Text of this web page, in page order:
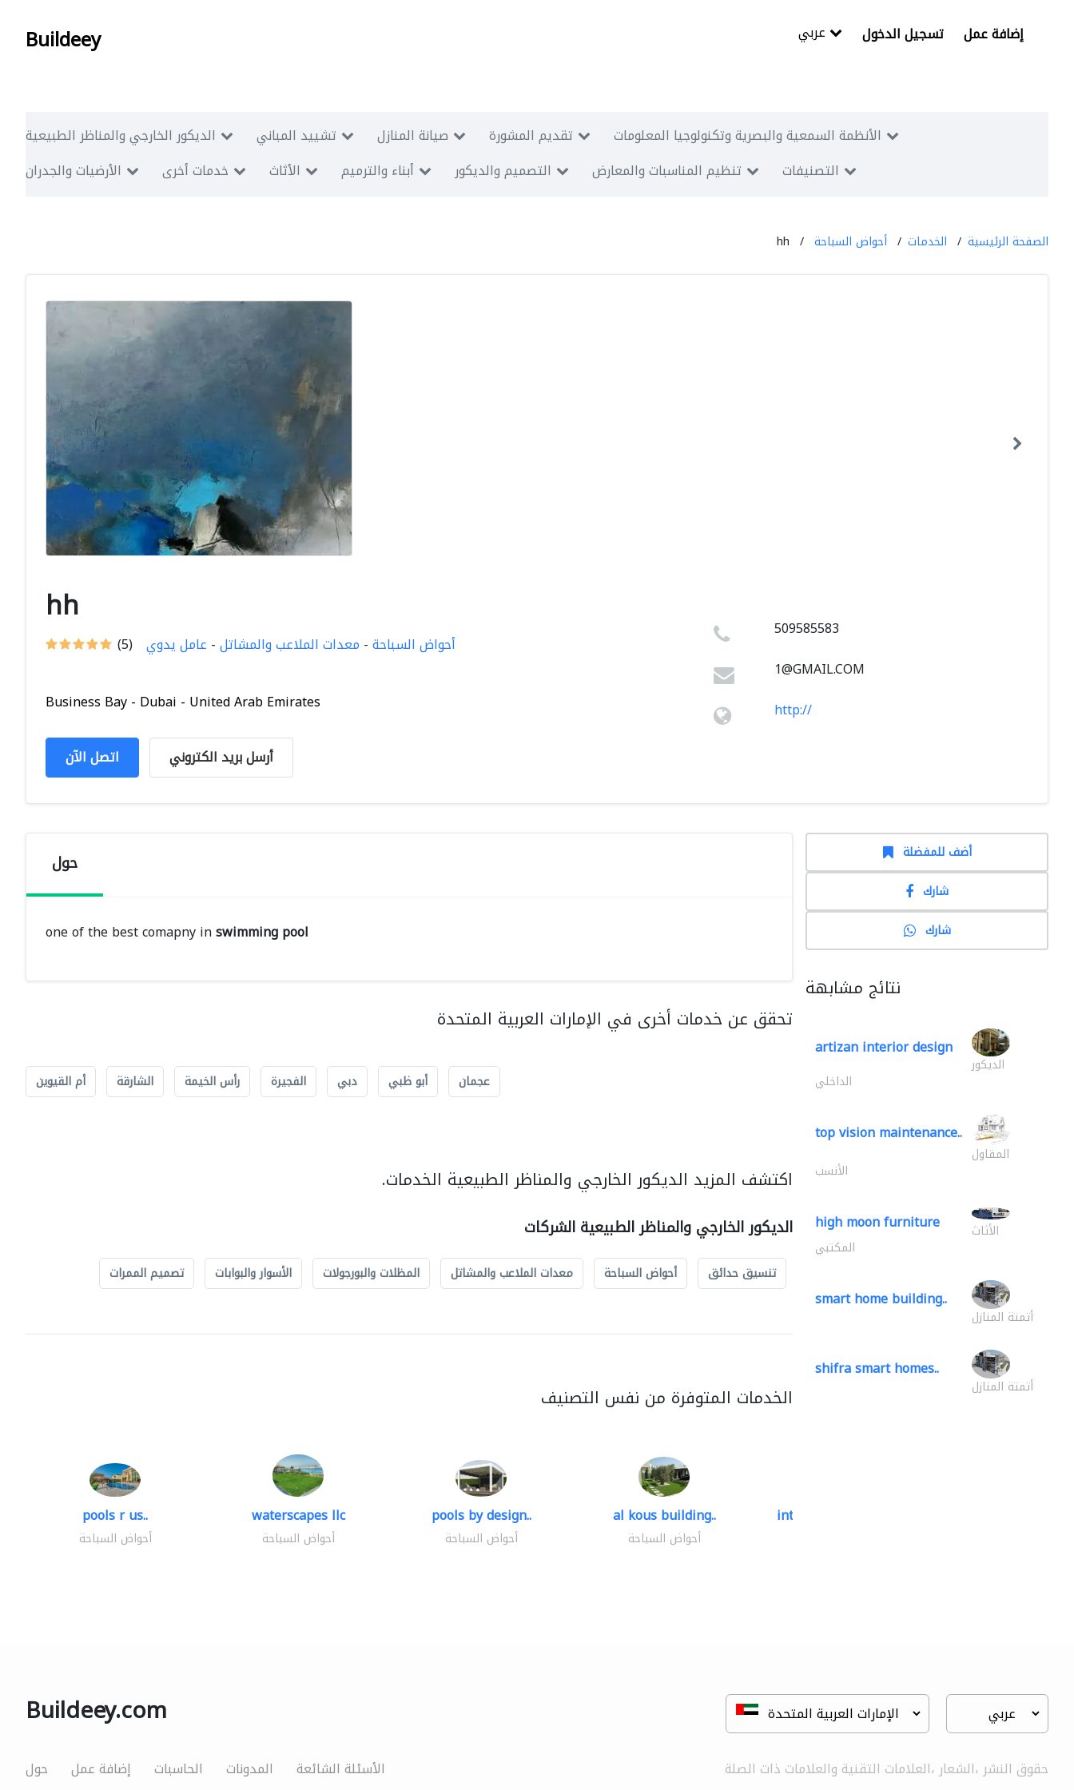
Buildeey تسجيل الدخول إضافة عمل
الديكور الخارجي والمناظر الطبيعية تشييد المباني صيانة المنازل تقديم المشورة
الأنظمة السمعية والبصرية وتكنولوجيا المعلومات
الأرضيات والجدران
خدمات أخرى الأثاث أبناء والترميم التصميم والديكور تنظيم المناسبات والمعارض التصنيفات
الصفحة الرئيسية الخدمات أحواض السباحة hh
hh
(5) أحواض السباحة- معدات الملاعب والمشاتل- عامل يدوي
Business Bay - Dubai - United Arab Emirates
اتصل الآن أرسل بريد الكتروني
509585583
1@GMAIL.COM
http://
حول
one of the best comapny inswimming pool
تحقق عن خدمات أخرى في الإمارات العربية المتحدة
عجمان أبو ظبي دبي الفجيرة رأس الخيمة الشارقة أم القيوين
اكتشف المزيد الديكور الخارجي والمناظر الطبيعية الخدمات.
الديكور الخارجي والمناظر الطبيعية الشركات
تنسيق حدائق أحواض السباحة معدات الملاعب والمشاتل المظلات والبورجولات الأسوار والبوابات تصميم الممرات
الخدمات المتوفرة من نفس التصنيف
pools r us..
أحواض السباحة
waterscapes llc
أحواض السباحة
pools by design..
أحواض السباحة
al kous building..
أحواض السباحة
international pools est.
أضف للمفضلة
شارك
شارك
نتائج مشابهة
artizan interior design
الديكور
الداخلي
top vision maintenance..
المقاول
الأنسب
high moon furniture الأثاث
المكتبي
smart home building..
أتمتة المنازل
shifra smart homes..
أتمتة المنازل
Buildeey.com
حول إضافة عمل الحاسبات المدونات الأسئلة الشائعة حقوق النشر ،الشعار ،العلامات التقنية والعلامات ذات الصلة